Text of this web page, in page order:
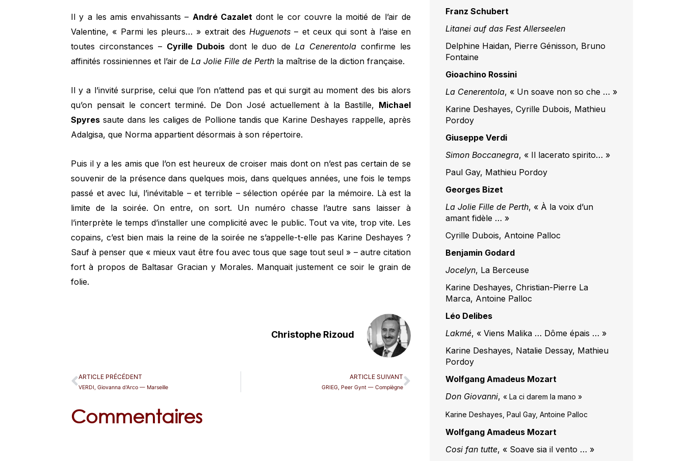
Il y a les amis envahissants – André Cazaletdont le cor couvre la moitié de l’air de
Valentine, « Parmi les pleurs… » extrait des Huguenots – et ceux qui sont à l’aise en
toutes circonstances – Cyrille Duboisdont le duo deLa Cenerentola confirme les
affinités rossiniennes et l’air deLa Jolie Fille de Perth la maîtrise de la diction française.
Il y a l’invité surprise, celui que l’on n’attend pas et qui surgit au moment des bis alors
qu’on pensait le concert terminé. De Don José actuellement à la Bastille, Michael
Spyres saute dans les caliges de Pollione tandis que Karine Deshayes rappelle, après
Adalgisa, que Norma appartient désormais à son répertoire.
Puis il y a les amis que l’on est heureux de croiser mais dont on n’est pas certain de se
souvenir de la présence dans quelques mois, dans quelques années, une fois le temps
passé et avec lui, l’inévitable – et terrible – sélection opérée par la mémoire. Là est la
limite de la soirée. On entre, on sort. Un numéro chasse l’autre sans laisser à
l’interprète le temps d’installer une complicité avec le public. Tout va vite, trop vite. Les
copains, c’est bien mais la reine de la soirée ne s’appelle-t-elle pas Karine Deshayes ?
Sauf à penser que « mieux vaut être fou avec tous que sage tout seul » – autre citation
fort à propos de Baltasar Gracian y Morales. Manquait justement ce soir le grain de
folie.
Christophe Rizoud
ARTICLE PRÉCÉDENT
VERDI, Giovanna d'Arco — Marseille
ARTICLE SUIVANT
GRIEG, Peer Gynt — Compiègne
Commentaires
Franz Schubert
Litanei auf das Fest Allerseelen
Delphine Haidan, Pierre Génisson, Bruno
Fontaine
Gioachino Rossini
La Cenerentola, « Un soave non so che … »
Karine Deshayes, Cyrille Dubois, Mathieu
Pordoy
Giuseppe Verdi
Simon Boccanegra, « Il lacerato spirito… »
Paul Gay, Mathieu Pordoy
Georges Bizet
La Jolie Fille de Perth, « À la voix d’un
amant fidèle … »
Cyrille Dubois, Antoine Palloc
Benjamin Godard
Jocelyn, La Berceuse
Karine Deshayes, Christian-Pierre La
Marca, Antoine Palloc
Léo Delibes
Lakmé, « Viens Malika … Dôme épais … »
Karine Deshayes, Natalie Dessay, Mathieu
Pordoy
Wolfgang Amadeus Mozart
Don Giovanni, « La ci darem la mano »
Karine Deshayes, Paul Gay, Antoine Palloc
Wolfgang Amadeus Mozart
Cosi fan tutte, « Soave sia il vento … »